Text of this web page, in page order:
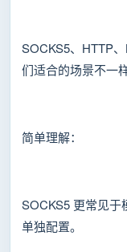
SOCKS5、HTTP
们适合的场景不一样
简单理解：
SOCKS5 更常见
单独配置。